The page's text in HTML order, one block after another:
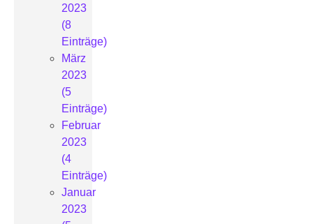
2023
(8
Einträge)
März
2023
(5
Einträge)
Februar
2023
(4
Einträge)
Januar
2023